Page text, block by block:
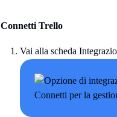
Connetti Trello
Vai alla scheda